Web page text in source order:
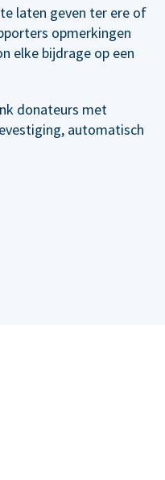
laten geven ter ere of
opmerkingen
elke bijdrage op een
donateurs met
automatisch